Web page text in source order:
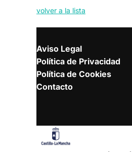
volver a la lista
Aviso Legal
Política de Privacidad
Política de Cookies
Contacto